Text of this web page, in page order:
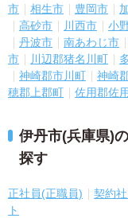
市
相生市 豊岡市
高砂市
川西市 小
丹波市
南あわじ市
市
川辺郡猪名川町
神崎郡市川町
神崎
穂郡上郡町
佐用郡佐
伊丹市(兵庫県)
探す
正社員(正職員) 契約
ト